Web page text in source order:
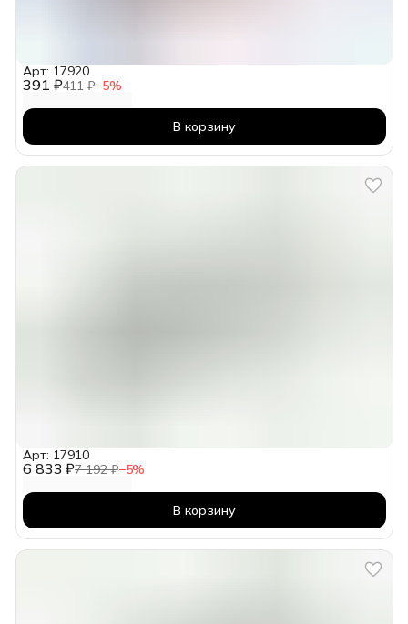
391 ₽411 ₽−5%
Арт: 17920
В корзину
6 833 ₽7 192 ₽−5%
Арт: 17910
В корзину